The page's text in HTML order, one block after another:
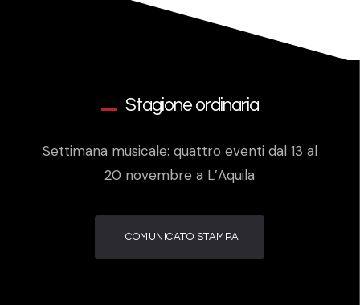
Stagione ordinaria
Settimana musicale: quattro eventi dal 13 al
20 novembre a L’Aquila
COMUNICATO STAMPA